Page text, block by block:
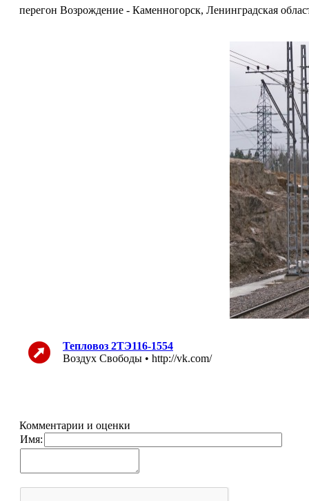
перегон Возрождение - Каменногорск, Ленинградская
Тепловоз 2ТЭ116-1554
Воздух Свободы • http://vk.com/
Комментарии и оценки
Имя: